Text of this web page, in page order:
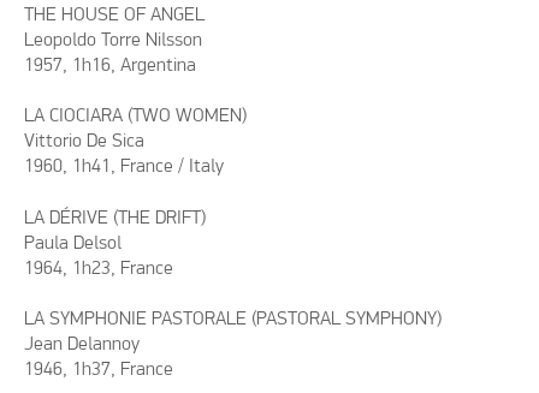
THE HOUSE OF ANGEL
Leopoldo Torre Nilsson
1957, 1h16, Argentina
LA CIOCIARA (TWO WOMEN)
Vittorio De Sica
1960, 1h41, France / Italy
LA DÉRIVE (THE DRIFT)
Paula Delsol
1964, 1h23, France
LA SYMPHONIE PASTORALE (PASTORAL SYMPHONY)
Jean Delannoy
1946, 1h37, France